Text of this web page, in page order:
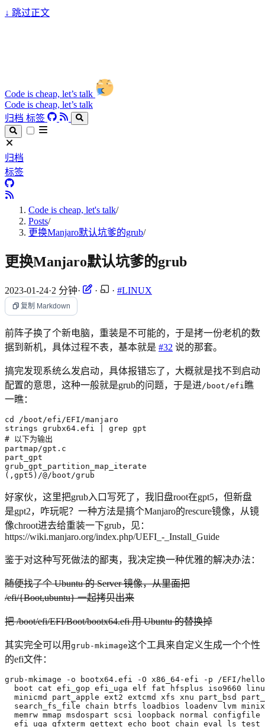
↓ 跳过正文
Code is cheap, let’s talk
Code is cheap, let’s talk
归档 标签
归档
标签
Code is cheap, let's talk/
Posts/
更换Manjaro默认坑爹的grub/
更换Manjaro默认坑爹的grub
2023-01-24·2 分钟· · · #LINUX
复制 Markdown
前阵子换了个新电脑，重装是不可能的，于是拷一份老机的数
据到新机，具体过程不表，基本就是 #32 说的那套。
搞完发现系统么发启动，具体报错忘了，大概就是找不到启动
配置的意思，这种一般就是grub的问题，于是进/boot/efi 瞧
一瞧：
cd
strings grubx64.efi
# 以下为输出
( ,gpt5 ) /@/boot/grub
好家伙，这里把grub入口写死了，我旧盘root在gpt5，但新盘
是gpt2，咋玩呢？一种方法是搞个Manjaro的rescure镜像，从镜
像chroot进去给重装一下grub，见：
https://wiki.manjaro.org/index.php/UEFI_-_Install_Guide
鉴于对这种写死做法的鄙夷，我决定换一种优雅的解决办法：
随便找了个 Ubuntu 的 Server 镜像，从里面把
/efi/{Boot,ubuntu} 一起拷贝出来
把 /boot/efi/EFI/Boot/bootx64.efi 用 Ubuntu 的替换掉
其实完全可以用 grub-mkimage这个工具来自定义生成一个个性
的efi文件：
grub-mkimage -o bootx64.efi -O x86_64-efi -p /EFI/
boot cat efi_gop efi_uga elf fat hfsplus iso9660
minicmd part_apple ext2 extcmd xfs xnu part_bsd
search_fs_file chain btrfs loadbios loadenv lvm
memrw mmap msdospart scsi loopback normal
  efi_uga gfxterm gettext
echo boot chain eval ls test